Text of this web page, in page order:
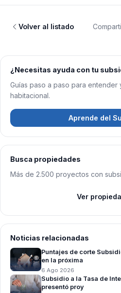
Volver al listado
¿Necesitas ayuda con tu
Guías paso a paso para entender
habitacional.
Aprende del
Busca propiedades
Más de 2.500 proyectos con
Ver
Noticias relacionadas
Puntajes de corte
en la próxima
6 Ago 2026
Subsidio a la Tasa de
presentó proy